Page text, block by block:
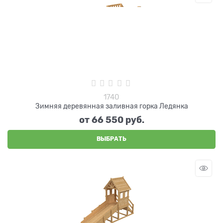
1740
Зимняя деревянная заливная горка Ледянка
от66 550 руб.
ВЫБРАТЬ